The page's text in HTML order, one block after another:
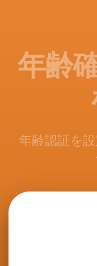
年齢
年齢認証を